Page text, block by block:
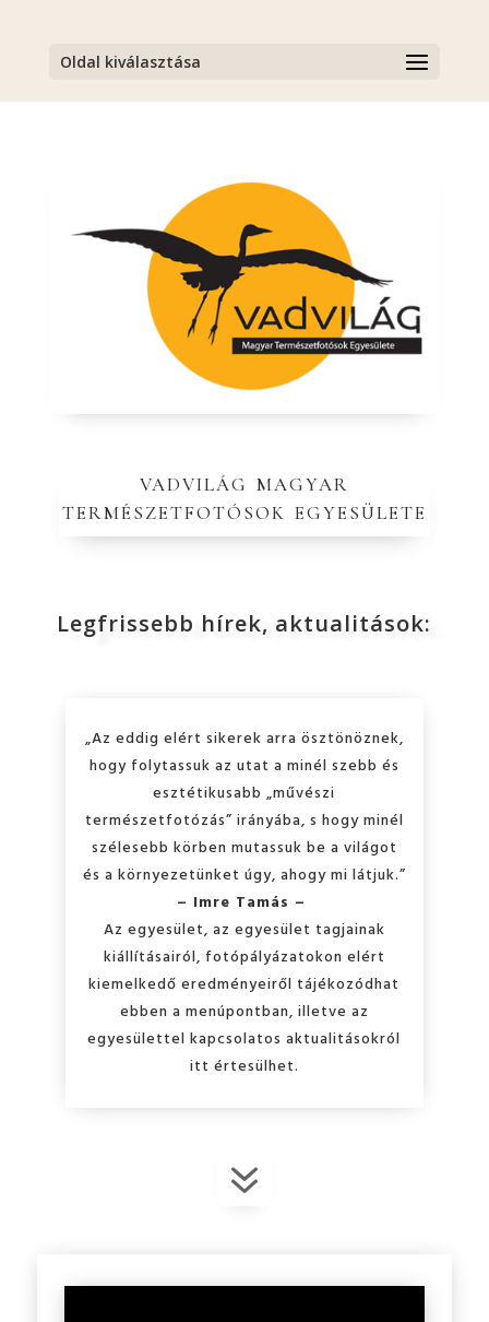
Oldal kiválasztása
vadvilág magyar
természetfotósok egyesülete
Legfrissebb hírek, aktualitások:
„Az eddig elért sikerek arra ösztönöznek,
hogy folytassuk az utat a minél szebb és
esztétikusabb „művészi
természetfotózás” irányába, s hogy minél
szélesebb körben mutassuk be a világot
és a környezetünket úgy, ahogy mi látjuk.”
– Imre Tamás –
Az egyesület, az egyesület tagjainak
kiállításairól, fotópályázatokon elért
kiemelkedő eredményeiről tájékozódhat
ebben a menúpontban, illetve az
egyesülettel kapcsolatos aktualitásokról
itt értesülhet.
7